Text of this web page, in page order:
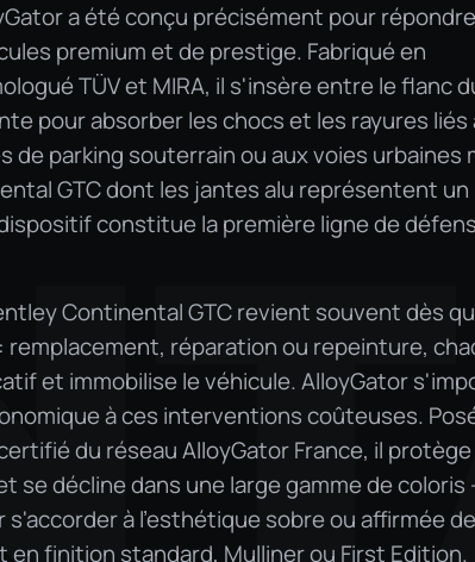
a été conçu précisément pour
premium et de prestige. Fabriqué en
TÜV et MIRA, il s'insère entre le flanc
pour absorber les chocs et les rayures liés
parking souterrain ou aux voies urbaines
GTC dont les jantes alu représentent un
constitue la première ligne de
Continental GTC revient souvent dès
réparation ou repeinture,
et immobilise le véhicule. AlloyGator
à ces interventions coûteuses.
du réseau AlloyGator France, il protège
se décline dans une large gamme de coloris
à l'esthétique sobre ou affirmée de
finition standard, Mulliner ou First Edition.